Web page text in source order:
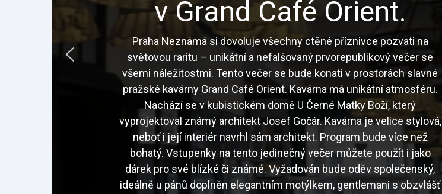
v Grand Café Orient.
Praha Neznámá si dovoluje všechny ctěné příznivce pozvati na
světovou raritu – unikátní a nefalšovaný prvorepublikový večer se
všemi náležitostmi. Tento večer se bude konati v prostorách slavné
pražské kavárny Grand Café Orient. Kavárna má unikátní atmosféru.
Nachází se v kubistickém domě U Černé Matky Boží, který
vyprojektoval známý architekt Josef Gočár. Kavárna je velice stylová,
neboť i její interiér navrhl sám architekt. Program bude více než
bohatý. Vstupenky na tento jedinečný večer můžete použít i jako
dárek pro své blízké či známé. Vyžadován bude oděv společenský,
ideálně u pánů doplněn elegantním motýlkem, gentlemani s obzvlášť